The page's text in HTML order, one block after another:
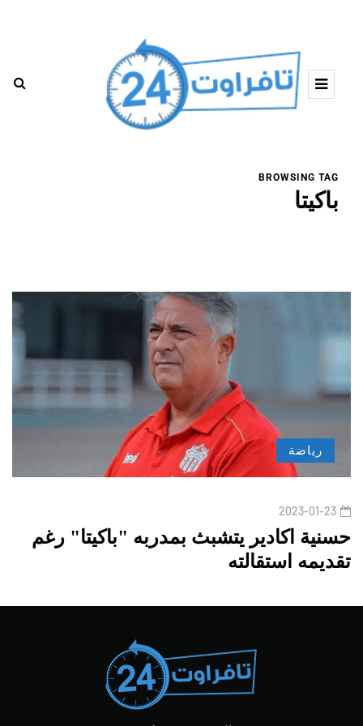
BROWSING TAG
باكيتا
رياضة
2023-01-23
حسنية اكادير يتشبث بمدربه "باكيتا" رغم
تقديمه استقالته